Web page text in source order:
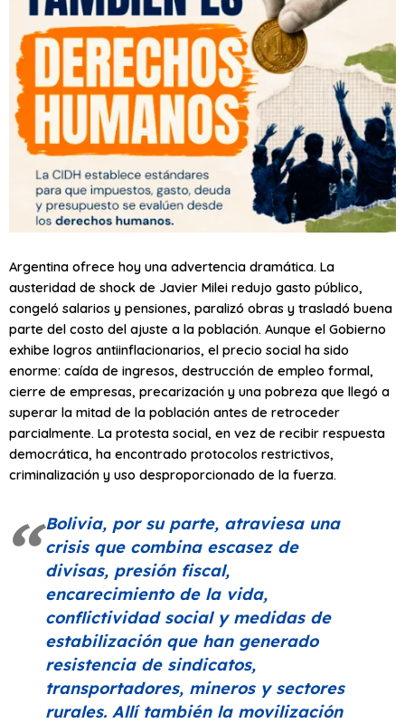
Argentina ofrece hoy una advertencia dramática. La
austeridad de shock de Javier Milei redujo gasto público,
congeló salarios y pensiones, paralizó obras y trasladó buena
parte del costo del ajuste a la población. Aunque el Gobierno
exhibe logros antiinflacionarios, el precio social ha sido
enorme: caída de ingresos, destrucción de empleo formal,
cierre de empresas, precarización y una pobreza que llegó a
superar la mitad de la población antes de retroceder
parcialmente. La protesta social, en vez de recibir respuesta
democrática, ha encontrado protocolos restrictivos,
criminalización y uso desproporcionado de la fuerza.
Bolivia, por su parte, atraviesa una
crisis que combina escasez de
divisas, presión fiscal,
encarecimiento de la vida,
conflictividad social y medidas de
estabilización que han generado
resistencia de sindicatos,
transportadores, mineros y sectores
rurales. Allí también la movilización